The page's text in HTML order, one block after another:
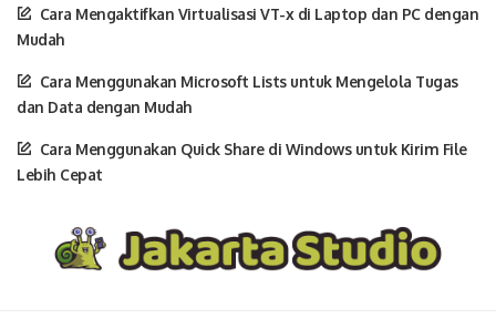
Cara Mengaktifkan Virtualisasi VT-x di Laptop dan PC dengan
Mudah
Cara Menggunakan Microsoft Lists untuk Mengelola Tugas
dan Data dengan Mudah
Cara Menggunakan Quick Share di Windows untuk Kirim File
Lebih Cepat